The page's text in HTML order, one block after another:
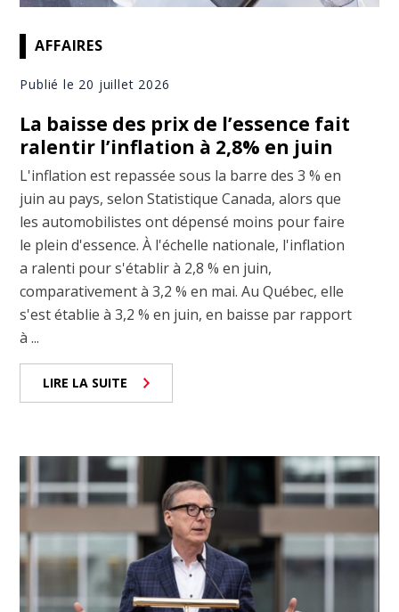
AFFAIRES
Publié le 20 juillet 2026
La baisse des prix de l’essence fait
ralentir l’inflation à 2,8% en juin
L'inflation est repassée sous la barre des 3 % en
juin au pays, selon Statistique Canada, alors que
les automobilistes ont dépensé moins pour faire
le plein d'essence. À l'échelle nationale, l'inflation
a ralenti pour s'établir à 2,8 % en juin,
comparativement à 3,2 % en mai. Au Québec, elle
s'est établie à 3,2 % en juin, en baisse par rapport
à ...
LIRE LA SUITE